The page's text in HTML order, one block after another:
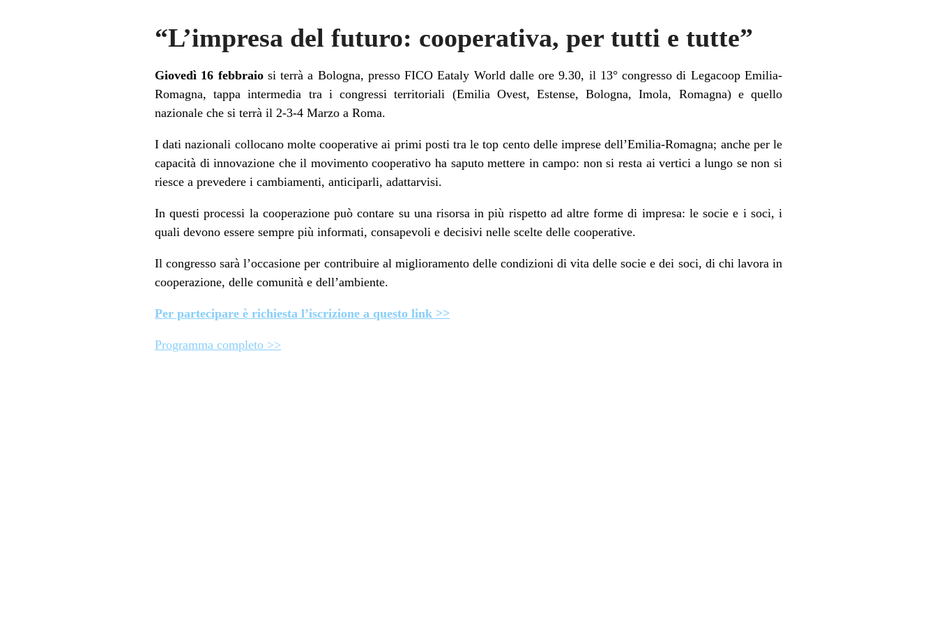
“L’impresa del futuro: cooperativa, per tutti e tutte”
Giovedì 16 febbraiosi terrà a Bologna, presso FICO Eataly World dalle ore 9.30, il 13° congresso di Legacoop Emilia-
Romagna, tappa intermedia tra i congressi territoriali (Emilia Ovest, Estense, Bologna, Imola, Romagna) e quello
nazionale che si terrà il 2-3-4 Marzo a Roma.
I dati nazionali collocano molte cooperative ai primi posti tra le top cento delle imprese dell’Emilia-Romagna; anche per le
capacità di innovazione che il movimento cooperativo ha saputo mettere in campo: non si resta ai vertici a lungo se non si
riesce a prevedere i cambiamenti, anticiparli, adattarvisi.
In questi processi la cooperazione può contare su una risorsa in più rispetto ad altre forme di impresa: le socie e i soci, i
quali devono essere sempre più informati, consapevoli e decisivi nelle scelte delle cooperative.
Il congresso sarà l’occasione per contribuire al miglioramento delle condizioni di vita delle socie e dei soci, di chi lavora in
cooperazione, delle comunità e dell’ambiente.
Per partecipare è richiesta l’iscrizione a questo link >>
Programma completo >>